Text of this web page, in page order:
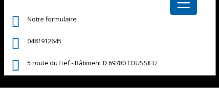
Notre formulaire
0481912645
5 route du Fief - Bâtiment D 69780 TOUSSIEU